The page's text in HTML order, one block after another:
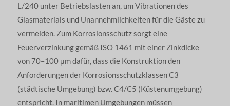
L/240 unter Betriebslasten an, um Vibrationen des
Glasmaterials und Unannehmlichkeiten für die Gäste zu
vermeiden. Zum Korrosionsschutz sorgt eine
Feuerverzinkung gemäß ISO 1461 mit einer Zinkdicke
von 70–100 μm dafür, dass die Konstruktion den
Anforderungen der Korrosionsschutzklassen C3
(städtische Umgebung) bzw. C4/C5 (Küstenumgebung)
entspricht. In maritimen Umgebungen müssen